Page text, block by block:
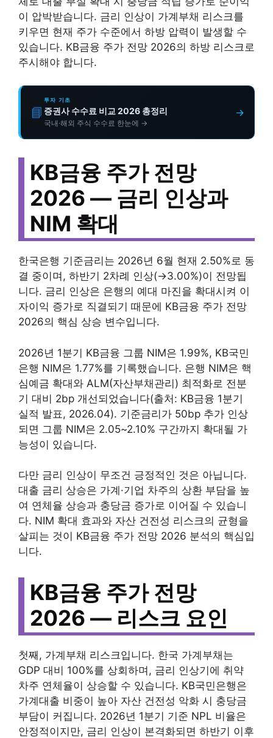
이 압박받습니다. 금리 인상이 가계부채 리스크를
키우면 현재 주가 수준에서 하방 압력이 발생할 수
있습니다. KB금융 주가 전망 2026의 하방 리스크로
주시해야 합니다.
📘
투자 기초
증권사 수수료 비교 2026 총정리
국내·해외 주식 수수료 한눈에 →
→
KB금융 주가 전망
2026 — 금리 인상과
NIM 확대
한국은행 기준금리는 2026년 6월 현재 2.50%로 동
결 중이며, 하반기 2차례 인상(→3.00%)이 전망됩
니다. 금리 인상은 은행의 예대 마진을 확대시켜 이
자이익 증가로 직결되기 때문에 KB금융 주가 전망
2026의 핵심 상승 변수입니다.
2026년 1분기 KB금융 그룹 NIM은 1.99%, KB국민
은행 NIM은 1.77%를 기록했습니다. 은행 NIM은 핵
심예금 확대와 ALM(자산부채관리) 최적화로 전분
기 대비 2bp 개선되었습니다(출처: KB금융 1분기
실적 발표, 2026.04). 기준금리가 50bp 추가 인상
되면 그룹 NIM은 2.05~2.10% 구간까지 확대될 가
능성이 있습니다.
다만 금리 인상이 무조건 긍정적인 것은 아닙니다.
대출 금리 상승은 가계·기업 차주의 상환 부담을 높
여 연체율 상승과 충당금 증가로 이어질 수 있습니
다. NIM 확대 효과와 자산 건전성 리스크의 균형을
살피는 것이 KB금융 주가 전망 2026 분석의 핵심입
니다.
KB금융 주가 전망
2026 — 리스크 요인
첫째, 가계부채 리스크입니다. 한국 가계부채는
GDP 대비 100%를 상회하며, 금리 인상기에 취약
차주 연체율이 상승할 수 있습니다. KB국민은행은
가계대출 비중이 높아 자산 건전성 악화 시 충당금
부담이 커집니다. 2026년 1분기 기준 NPL 비율은
안정적이지만, 금리 인상이 본격화되면 하반기 이후